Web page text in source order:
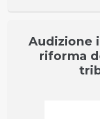
Audizione
riforma